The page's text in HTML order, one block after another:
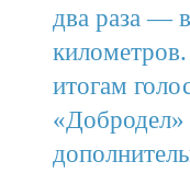
два раза —
итогам
«Добродел»